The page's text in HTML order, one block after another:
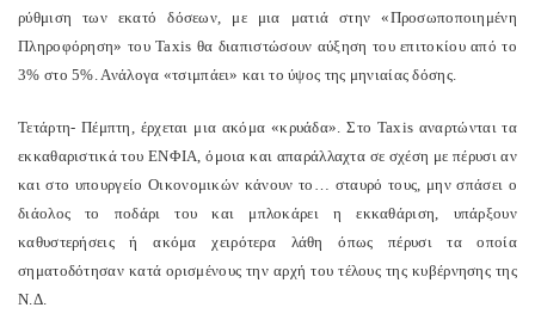
ρύθμιση των εκατό δόσεων, με μια ματιά στην «Προσωποποιημένη
Πληροφόρηση» του Taxis θα διαπιστώσουν αύξηση του επιτοκίου από το
3% στο 5%. Ανάλογα «τσιμπάει» και το ύψος της μηνιαίας δόσης.
Τετάρτη- Πέμπτη, έρχεται μια ακόμα «κρυάδα». Στο Taxis αναρτώνται τα
εκκαθαριστικά του ΕΝΦΙΑ, όμοια και απαράλλαχτα σε σχέση με πέρυσι αν
και στο υπουργείο Οικονομικών κάνουν το… σταυρό τους, μην σπάσει ο
διάολος το ποδάρι του και μπλοκάρει η εκκαθάριση, υπάρξουν
καθυστερήσεις ή ακόμα χειρότερα λάθη όπως πέρυσι τα οποία
σηματοδότησαν κατά ορισμένους την αρχή του τέλους της κυβέρνησης της
Ν.Δ.